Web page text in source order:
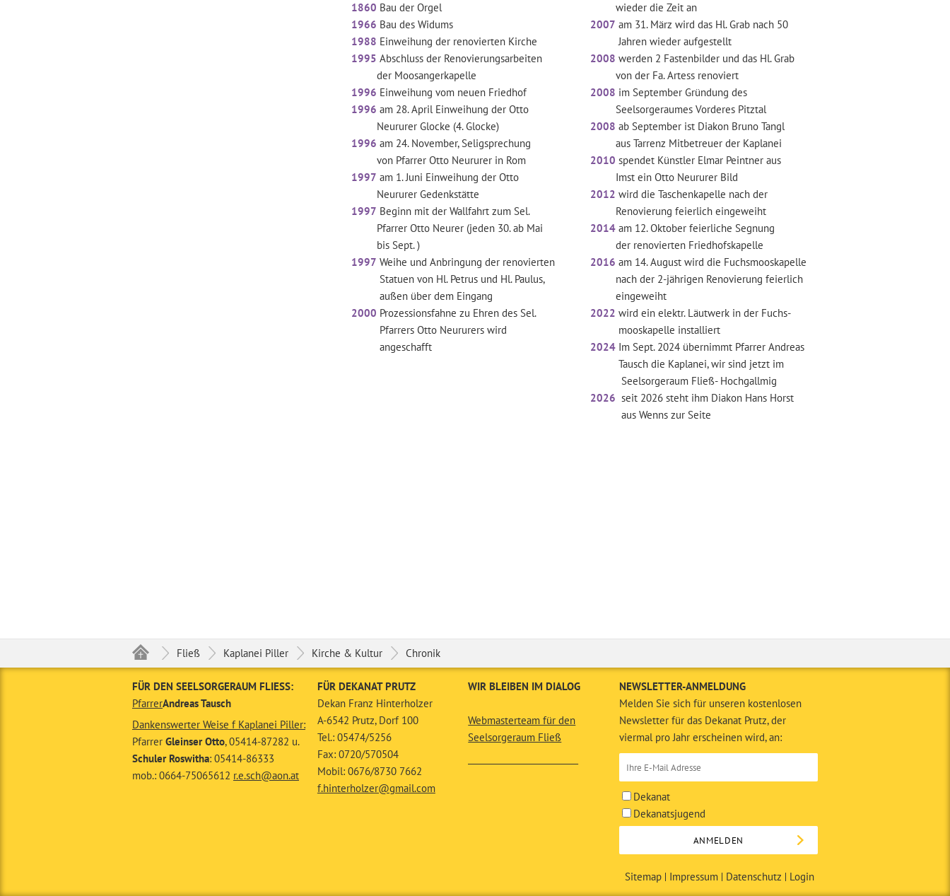
1860 Bau der Orgel
1966 Bau des Widums
1988 Einweihung der renovierten Kirche
1995 Abschluss der Renovierungsarbeiten
der Moosangerkapelle
1996 Einweihung vom neuen Friedhof
1996 am 28. April Einweihung der Otto
Neururer Glocke (4. Glocke)
1996 am 24. November, Seligsprechung
von Pfarrer Otto Neururer in Rom
1997 am 1. Juni Einweihung der Otto
Neururer Gedenkstätte
1997 Beginn mit der Wallfahrt zum Sel.
Pfarrer Otto Neurer (jeden 30. ab Mai
bis Sept. )
1997 Weihe und Anbringung der renovierten
Statuen von Hl. Petrus und Hl. Paulus,
außen über dem Eingang
2000 Prozessionsfahne zu Ehren des Sel.
Pfarrers Otto Neururers wird
angeschafft
wieder die Zeit an
2007 am 31. März wird das Hl. Grab nach 50
Jahren wieder aufgestellt
2008 werden 2 Fastenbilder und das Hl. Grab
von der Fa. Artess renoviert
2008 im September Gründung des
Seelsorgeraumes Vorderes Pitztal
2008 ab September ist Diakon Bruno Tangl
aus Tarrenz Mitbetreuer der Kaplanei
2010 spendet Künstler Elmar Peintner aus
Imst ein Otto Neururer Bild
2012 wird die Taschenkapelle nach der
Renovierung feierlich eingeweiht
2014 am 12. Oktober feierliche Segnung
der renovierten Friedhofskapelle
2016 am 14. August wird die Fuchsmooskapelle
nach der 2-jährigen Renovierung feierlich
eingeweiht
2022 wird ein elektr. Läutwerk in der Fuchs-
mooskapelle installiert
2024 Im Sept. 2024 übernimmt Pfarrer Andreas
Tausch die Kaplanei, wir sind jetzt im
Seelsorgeraum Fließ- Hochgallmig
2026 seit 2026 steht ihm Diakon Hans Horst
aus Wenns zur Seite
Fließ Kaplanei Piller Kirche & Kultur Chronik
FÜR DEN SEELSORGERAUM FLIESS:
PfarrerAndreas Tausch
Dankenswerter Weise f Kaplanei Piller:
Pfarrer Gleinser Otto, 05414-87282 u.
Schuler Roswitha: 05414-86333
mob.: 0664-75065612 r.e.sch@aon.at
FÜR DEKANAT PRUTZ
Dekan Franz Hinterholzer
A-6542 Prutz, Dorf 100
Tel.: 05474/5256
Fax: 0720/570504
Mobil: 0676/8730 7662
f.hinterholzer@gmail.com
WIR BLEIBEN IM DIALOG
Webmasterteam für den
Seelsorgeraum Fließ
NEWSLETTER-ANMELDUNG
Melden Sie sich für unseren kostenlosen
Newsletter für das Dekanat Prutz, der
viermal pro Jahr erscheinen wird, an:
Dekanat
Dekanatsjugend
Sitemap Impressum Datenschutz Login